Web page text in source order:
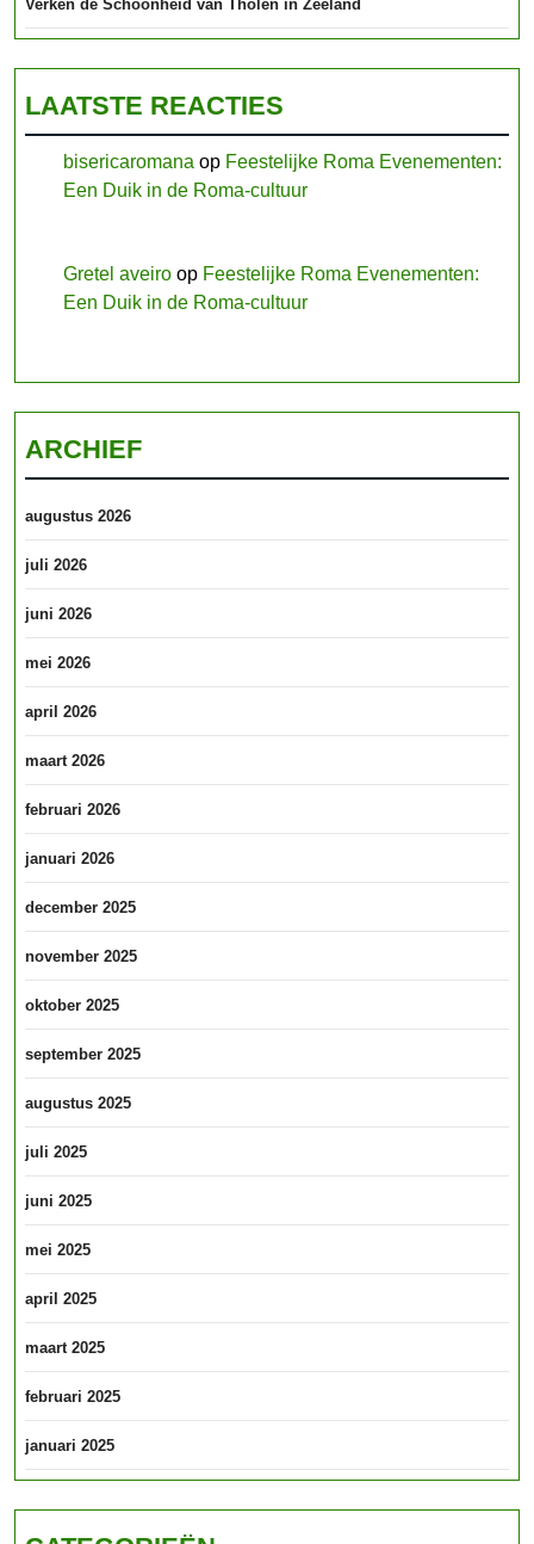
Verken de Schoonheid van Tholen in Zeeland
LAATSTE REACTIES
bisericaromana op Feestelijke Roma Evenementen:
Een Duik in de Roma-cultuur
Gretel aveiro op Feestelijke Roma Evenementen:
Een Duik in de Roma-cultuur
ARCHIEF
augustus 2026
juli 2026
juni 2026
mei 2026
april 2026
maart 2026
februari 2026
januari 2026
december 2025
november 2025
oktober 2025
september 2025
augustus 2025
juli 2025
juni 2025
mei 2025
april 2025
maart 2025
februari 2025
januari 2025